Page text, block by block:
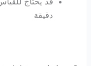
دقيقة